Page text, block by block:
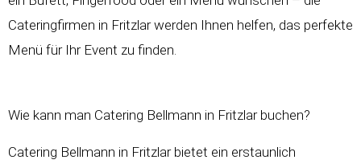
Cateringfirmen in Fritzlar werden Ihnen helfen, das perfekte
Menü für Ihr Event zu finden.
Wie kann man Catering Bellmann in Fritzlar buchen?
Catering Bellmann in Fritzlar bietet ein erstaunlich